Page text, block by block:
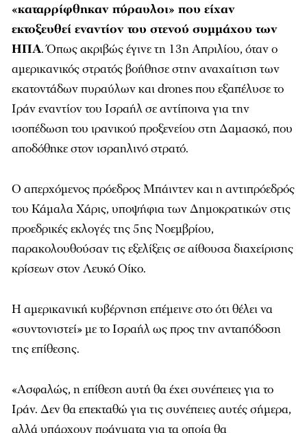
«καταρρίφθηκαν πύραυλοι» που είχαν
εκτοξευθεί εναντίον του στενού συμμάχου των
ΗΠΑ. Όπως ακριβώς έγινε τη 13η Απριλίου, όταν ο
αμερικανικός στρατός βοήθησε στην αναχαίτιση των
εκατοντάδων πυραύλων και drones που εξαπέλυσε το
Ιράν εναντίον του Ισραήλ σε αντίποινα για την
ισοπέδωση του ιρανικού προξενείου στη Δαμασκό, που
αποδόθηκε στον ισραηλινό στρατό.
Ο απερχόμενος πρόεδρος Μπάιντεν και η αντιπρόεδρός
του Κάμαλα Χάρις, υποψήφια των Δημοκρατικών στις
προεδρικές εκλογές της 5ης Νοεμβρίου,
παρακολουθούσαν τις εξελίξεις σε αίθουσα διαχείρισης
κρίσεων στον Λευκό Οίκο.
Η αμερικανική κυβέρνηση επέμεινε στο ότι θέλει να
«συντονιστεί» με το Ισραήλ ως προς την ανταπόδοση
της επίθεσης.
«Ασφαλώς, η επίθεση αυτή θα έχει συνέπειες για το
Ιράν. Δεν θα επεκταθώ για τις συνέπειες αυτές σήμερα,
αλλά υπάρχουν πράγματα για τα οποία θα